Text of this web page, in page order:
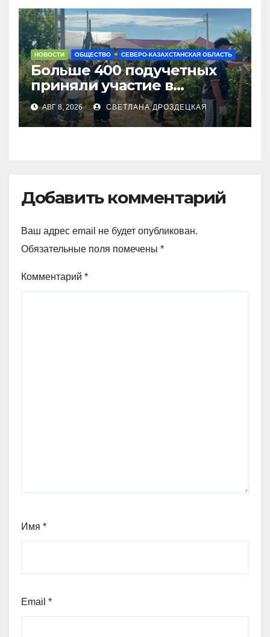
НОВОСТИ ОБЩЕСТВО СЕВЕРО-КАЗАХСТАНСКАЯ ОБЛАСТЬ
Больше 400 подучетных
приняли участие в
экоакции в СКО
АВГ 8, 2026 СВЕТЛАНА ДРОЗДЕЦКАЯ
Добавить комментарий
Ваш адрес email не будет опубликован.
Обязательные поля помечены *
Комментарий *
Имя *
Email *